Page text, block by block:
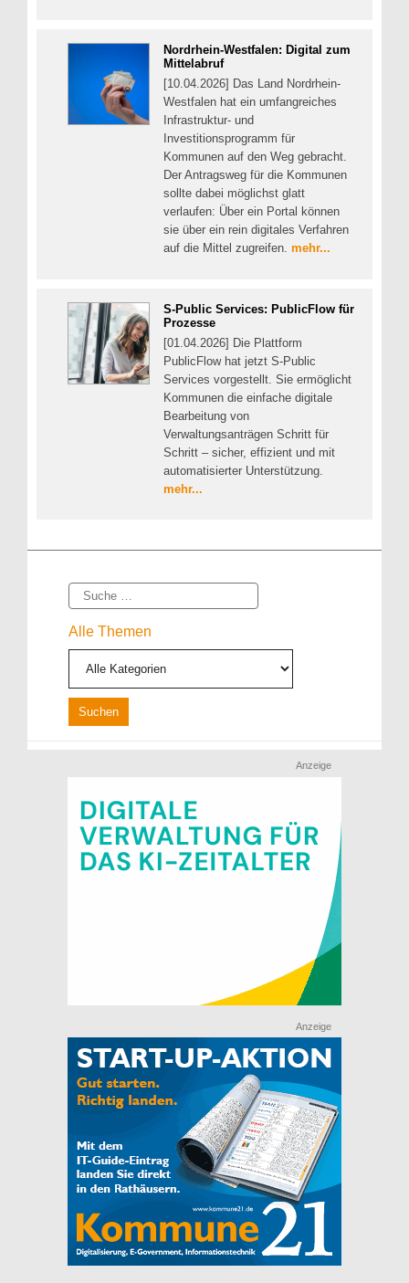
Nordrhein-Westfalen: Digital zum
Mittelabruf
[10.04.2026] Das Land Nordrhein-
Westfalen hat ein umfangreiches
Infrastruktur- und
Investitionsprogramm für
Kommunen auf den Weg gebracht.
Der Antragsweg für die Kommunen
sollte dabei möglichst glatt
verlaufen: Über ein Portal können
sie über ein rein digitales Verfahren
auf die Mittel zugreifen. mehr...
S-Public Services: PublicFlow für
Prozesse
[01.04.2026] Die Plattform
PublicFlow hat jetzt S-Public
Services vorgestellt. Sie ermöglicht
Kommunen die einfache digitale
Bearbeitung von
Verwaltungsanträgen Schritt für
Schritt – sicher, effizient und mit
automatisierter Unterstützung.
mehr...
Suche
Alle Themen
Anzeige
Anzeige